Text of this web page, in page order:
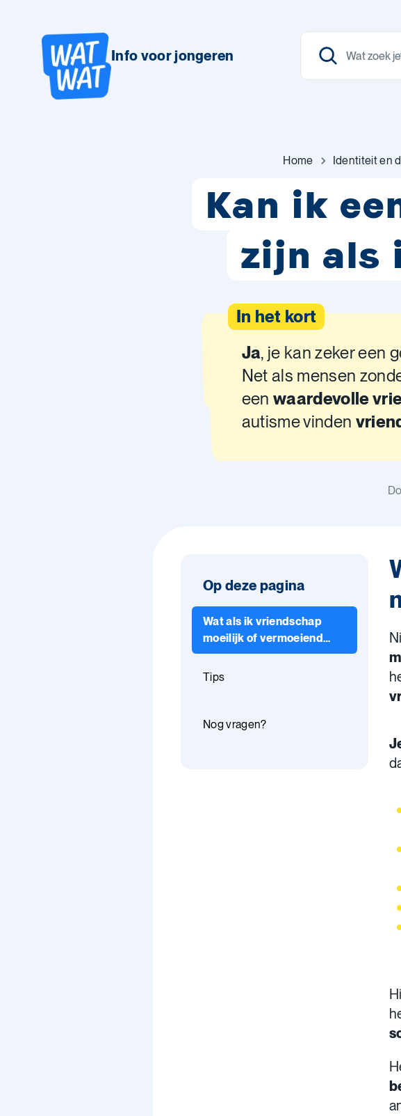
Info voor jongeren
Home Identiteit en
Kan ik
zijn als
In het kort
Ja, je kan zeker een
Net als mensen
eenwaardevolle
autisme vinden
Op deze pagina
Wat als ik vriendschap
moeilijk of vermoeiend
vind?
Tips
Nog vragen?